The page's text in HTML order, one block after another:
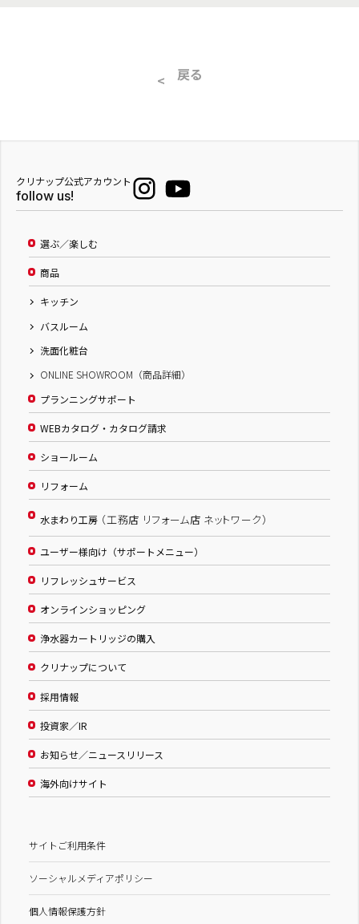
戻る
クリナップ公式アカウント
follow us!
選ぶ／楽しむ
商品
キッチン
バスルーム
洗面化粧台
ONLINE SHOWROOM（商品詳細）
プランニングサポート
WEBカタログ・カタログ請求
ショールーム
リフォーム
水まわり工房 （工務店 リフォーム店 ネットワーク）
ユーザー様向け（サポートメニュー）
リフレッシュサービス
オンラインショッピング
浄水器カートリッジの購入
クリナップについて
採用情報
投資家／IR
お知らせ／ニュースリリース
海外向けサイト
サイトご利用条件
ソーシャルメディアポリシー
個人情報保護方針